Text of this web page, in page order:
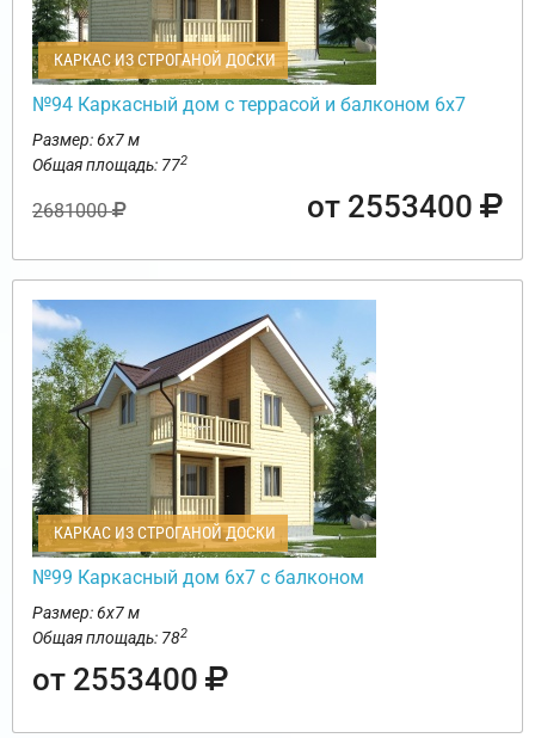
КАРКАС ИЗ СТРОГАНОЙ ДОСКИ
№94 Каркасный дом с террасой и балконом 6х7
Размер: 6х7 м
Общая площадь: 772
2681000 от 2553400
КАРКАС ИЗ СТРОГАНОЙ ДОСКИ
№99 Каркасный дом 6х7 с балконом
Размер: 6х7 м
Общая площадь: 782
от 2553400